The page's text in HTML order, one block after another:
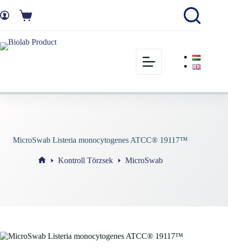
MicroSwab Listeria monocytogenes ATCC® 19117™
Kontroll Törzsek MicroSwab